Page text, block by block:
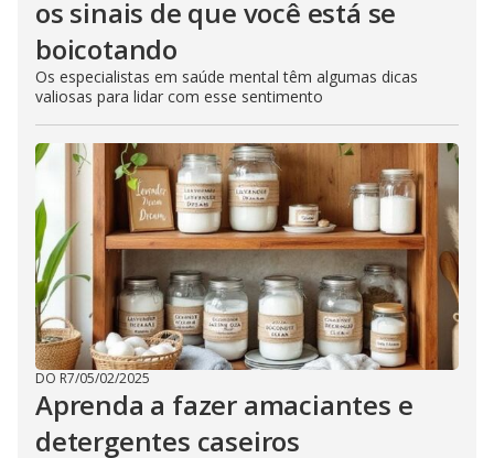
os sinais de que você está se
boicotando
Os especialistas em saúde mental têm algumas dicas
valiosas para lidar com esse sentimento
DO R7/05/02/2025
Aprenda a fazer amaciantes e
detergentes caseiros